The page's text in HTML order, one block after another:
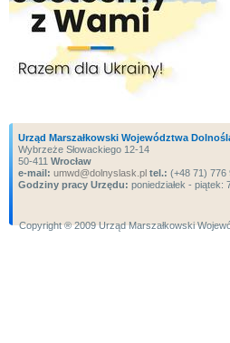
Urząd Marszałkowski Województwa
Wybrzeże Słowackiego 12-14
50-411 Wrocław
e-mail: umwd@dolnyslask.pl tel.: (+48 71) 776
Godziny pracy Urzędu: poniedziałek - piątek:
Copyright ® 2009 Urząd Marszałkowski